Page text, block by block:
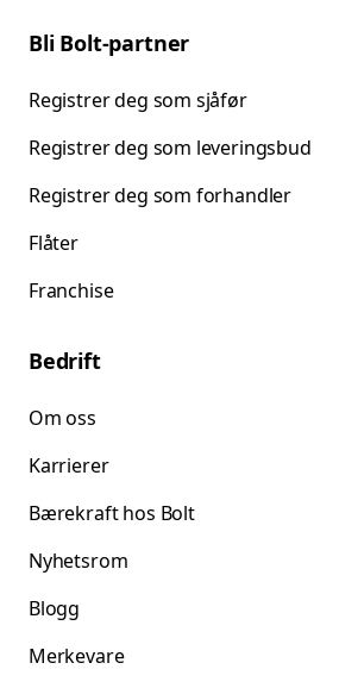
Bli Bolt-partner
Registrer deg som sjåfør
Registrer deg som leveringsbud
Registrer deg som forhandler
Flåter
Franchise
Bedrift
Om oss
Karrierer
Bærekraft hos Bolt
Nyhetsrom
Blogg
Merkevare